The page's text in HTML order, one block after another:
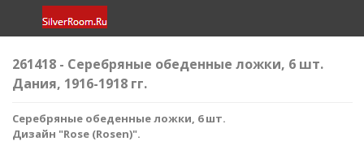
261418 - Серебряные обеденные ложки, 6 шт.
Дания, 1916-1918 гг.
Серебряные обеденные ложки, 6 шт.
Дизайн "Rose (Rosen)".